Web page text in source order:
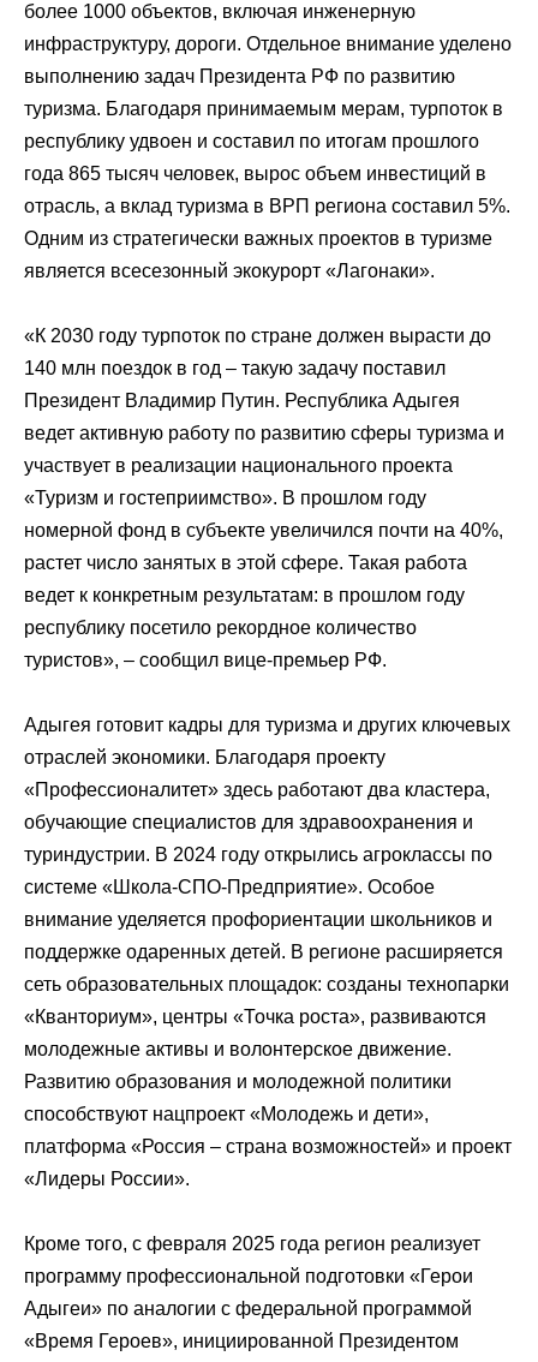
более 1000 объектов, включая инженерную
инфраструктуру, дороги. Отдельное внимание уделено
выполнению задач Президента РФ по развитию
туризма. Благодаря принимаемым мерам, турпоток в
республику удвоен и составил по итогам прошлого
года 865 тысяч человек, вырос объем инвестиций в
отрасль, а вклад туризма в ВРП региона составил 5%.
Одним из стратегически важных проектов в туризме
является всесезонный экокурорт «Лагонаки».
«К 2030 году турпоток по стране должен вырасти до
140 млн поездок в год – такую задачу поставил
Президент Владимир Путин. Республика Адыгея
ведет активную работу по развитию сферы туризма и
участвует в реализации национального проекта
«Туризм и гостеприимство». В прошлом году
номерной фонд в субъекте увеличился почти на 40%,
растет число занятых в этой сфере. Такая работа
ведет к конкретным результатам: в прошлом году
республику посетило рекордное количество
туристов», – сообщил вице-премьер РФ.
Адыгея готовит кадры для туризма и других ключевых
отраслей экономики. Благодаря проекту
«Профессионалитет» здесь работают два кластера,
обучающие специалистов для здравоохранения и
туриндустрии. В 2024 году открылись агроклассы по
системе «Школа-СПО-Предприятие». Особое
внимание уделяется профориентации школьников и
поддержке одаренных детей. В регионе расширяется
сеть образовательных площадок: созданы технопарки
«Кванториум», центры «Точка роста», развиваются
молодежные активы и волонтерское движение.
Развитию образования и молодежной политики
способствуют нацпроект «Молодежь и дети»,
платформа «Россия – страна возможностей» и проект
«Лидеры России».
Кроме того, с февраля 2025 года регион реализует
программу профессиональной подготовки «Герои
Адыгеи» по аналогии с федеральной программой
«Время Героев», инициированной Президентом